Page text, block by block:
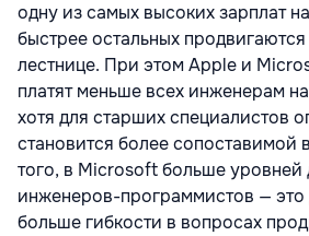
одну из самых высоких зарплат
быстрее остальных
лестнице. При этом Apple и
платят меньше всех инженерам
хотя для старших специалистов
становится более сопоставимой
того, в Microsoft больше уровней
инженеров-программистов — это
больше гибкости в вопросах